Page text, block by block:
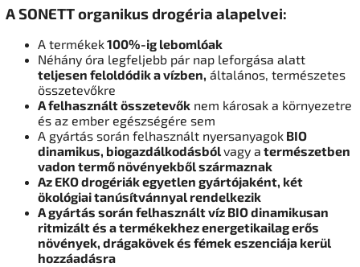
A SONETT organikus drogéria alapelvei:
A termékek100%-ig lebomlóak
Néhány óra legfeljebb pár nap leforgása alatt
teljesen feloldódik a vízben, általános, természetes
összetevőkre
A felhasznált összetevők nem károsak a környezetre
és az ember egészségére sem
A gyártás során felhasznált nyersanyagok BIO
dinamikus, biogazdálkodásbólvagy a természetben
vadon termő növényekből származnak
Az EKO drogériák egyetlen gyártójaként, két
ökológiai tanúsítvánnyal rendelkezik
A gyártás során felhasznált víz BIO dinamikusan
ritmizált és a termékekhez energetikailag erős
növények, drágakövek és fémek eszenciája kerül
hozzáadásra